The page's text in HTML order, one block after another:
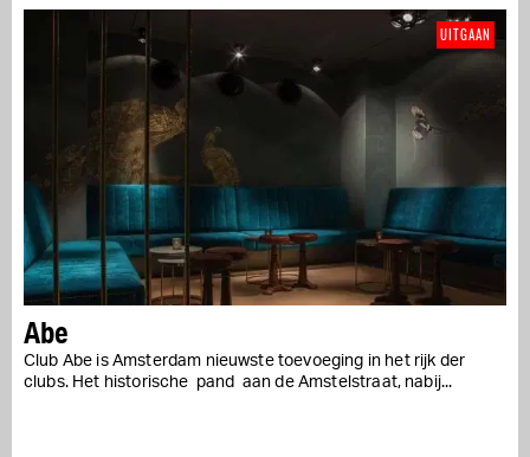
Abe
Club Abe is Amsterdam nieuwste toevoeging in het rijk der
clubs. Het historische pand aan de Amstelstraat, nabij...
UITGAAN